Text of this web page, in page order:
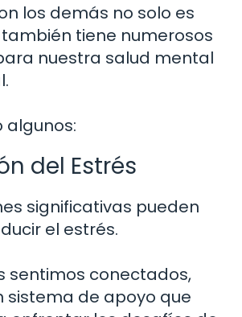
los demás no solo es
tiene numerosos
nuestra salud mental
algunos:
del Estrés
significativas pueden
el estrés.
sentimos conectados,
sistema de apoyo que